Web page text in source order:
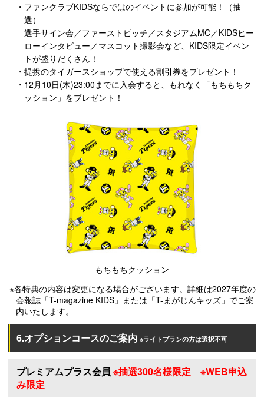
・ファンクラブKIDSならではのイベントに参加が可能！（抽
選）
選手サイン会／ファーストピッチ／スタジアムMC／KIDSヒー
ローインタビュー／マスコット撮影会など、KIDS限定イベン
トが盛りだくさん！
・提携のタイガースショップで使える割引券をプレゼント！
・12月10日(木)23:00までに入会すると、もれなく「もちもちク
ッション」をプレゼント！
もちもちクッション
※各特典の内容は変更になる場合がございます。詳細は2027年度の
会報誌「T-magazine KIDS」または「T-まがじんキッズ」でご案
内いたします。
6.オプションコースのご案内 ※ライトプランの方は選択不可
プレミアムプラス会員 ※抽選300名様限定 ※WEB申込
み限定